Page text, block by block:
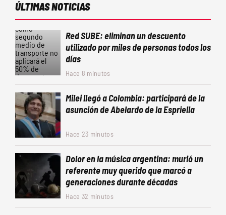
ÚLTIMAS NOTICIAS
Red SUBE: eliminan un descuento
utilizado por miles de personas todos los
días
Hace 8 minutos
Milei llegó a Colombia: participará de la
asunción de Abelardo de la Espriella
Hace 23 minutos
Dolor en la música argentina: murió un
referente muy querido que marcó a
generaciones durante décadas
Hace 32 minutos